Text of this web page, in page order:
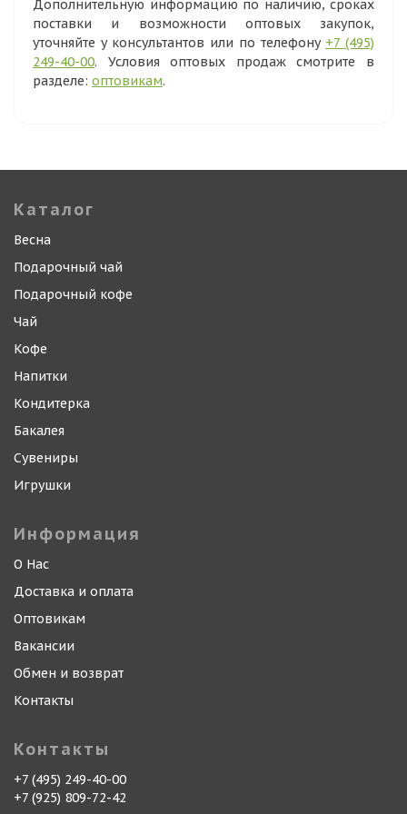
Дополнительную информацию по наличию, сроках
поставки и возможности оптовых закупок,
уточняйте у консультантов или по телефону +7 (495)
249-40-00. Условия оптовых продаж смотрите в
разделе: оптовикам.
Каталог
Весна
Подарочный чай
Подарочный кофе
Чай
Кофе
Напитки
Кондитерка
Бакалея
Сувениры
Игрушки
Информация
О Нас
Доставка и оплата
Оптовикам
Вакансии
Обмен и возврат
Контакты
Контакты
+7 (495) 249-40-00
+7 (925) 809-72-42